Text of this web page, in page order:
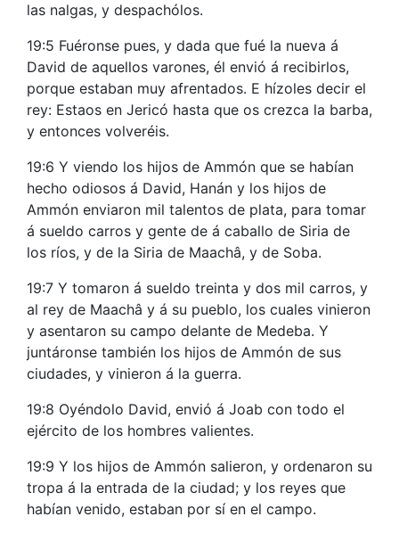
las nalgas, y despachólos.
19:5 Fuéronse pues, y dada que fué la nueva á
David de aquellos varones, él envió á recibirlos,
porque estaban muy afrentados. E hízoles decir el
rey: Estaos en Jericó hasta que os crezca la barba,
y entonces volveréis.
19:6 Y viendo los hijos de Ammón que se habían
hecho odiosos á David, Hanán y los hijos de
Ammón enviaron mil talentos de plata, para tomar
á sueldo carros y gente de á caballo de Siria de
los ríos, y de la Siria de Maachâ, y de Soba.
19:7 Y tomaron á sueldo treinta y dos mil carros, y
al rey de Maachâ y á su pueblo, los cuales vinieron
y asentaron su campo delante de Medeba. Y
juntáronse también los hijos de Ammón de sus
ciudades, y vinieron á la guerra.
19:8 Oyéndolo David, envió á Joab con todo el
ejército de los hombres valientes.
19:9 Y los hijos de Ammón salieron, y ordenaron su
tropa á la entrada de la ciudad; y los reyes que
habían venido, estaban por sí en el campo.